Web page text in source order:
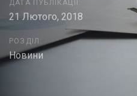
ДАТА ПУБЛІКАЦІЇ:
21 Лютого, 2018
РОЗДІЛ:
Новини